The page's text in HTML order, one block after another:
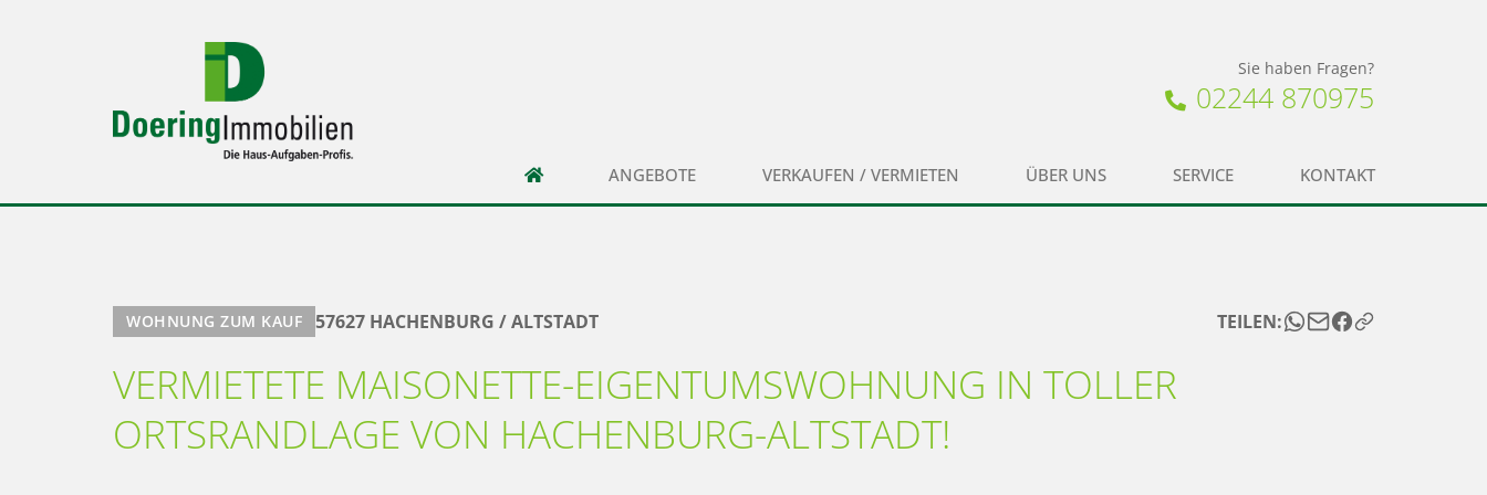
Sie haben Fragen?
02244 870975
ANGEBOTE VERKAUFEN / VERMIETEN ÜBER UNS SERVICE KONTAKT
WOHNUNG ZUM KAUF 57627 HACHENBURG / ALTSTADT TEILEN:
VERMIETETE MAISONETTE-EIGENTUMSWOHNUNG IN TOLLER
ORTSRANDLAGE VON HACHENBURG-ALTSTADT!